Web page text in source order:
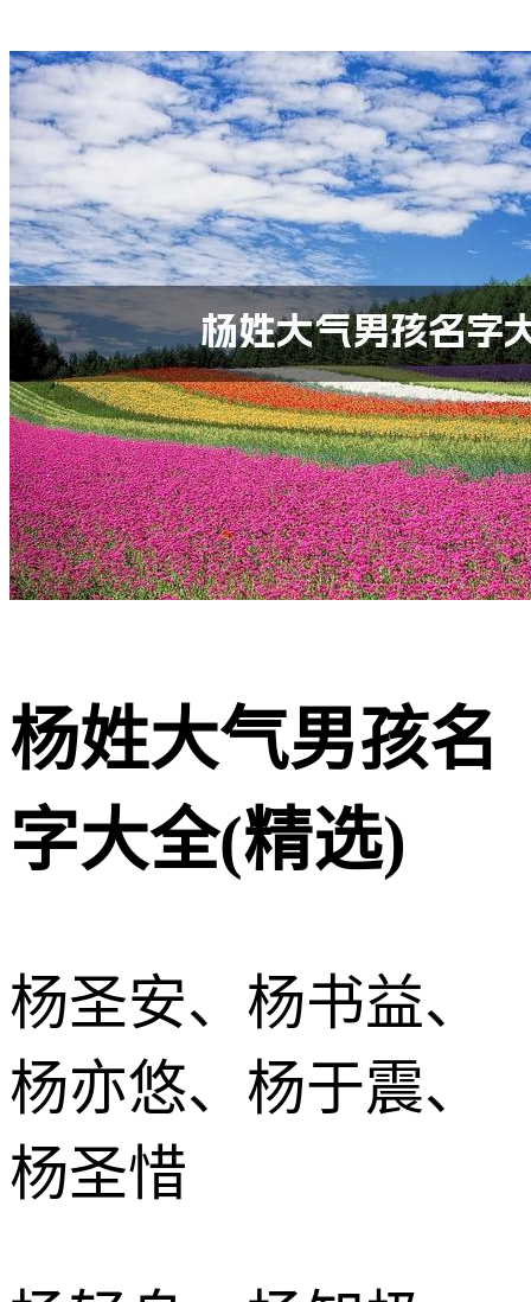
杨姓大气男孩名
字大全(精选)
杨圣安、杨书益、
杨亦悠、杨于震、
杨圣惜